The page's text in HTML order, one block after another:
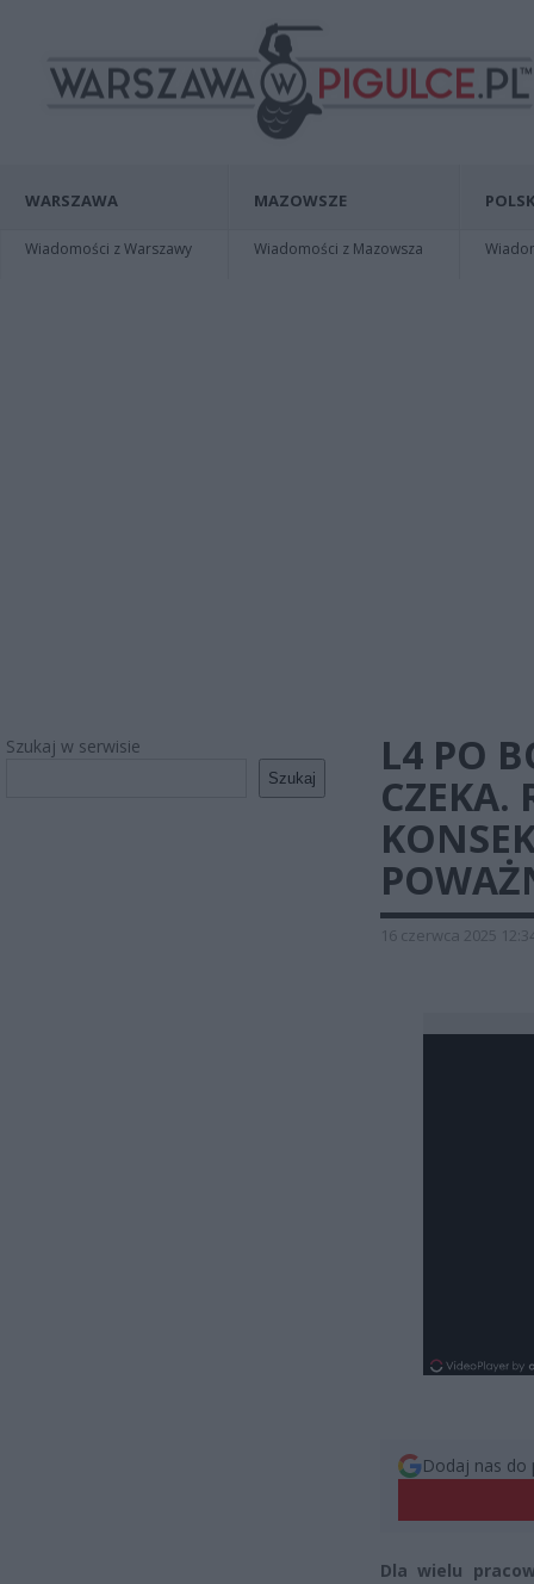
WARSZAWA
Wiadomości z Warszawy
MAZOWSZE
Wiadomości z Mazowsza
Szukaj w serwisie
Szukaj
L4 PO
CZEKA.
16 czerwca 2025
Dodaj nas do
Dla wielu